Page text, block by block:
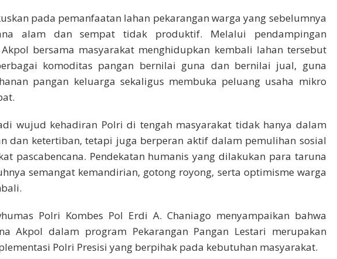
pada pemanfaatan lahan pekarangan warga yang sebelumnya
alam dan sempat tidak produktif. Melalui pendampingan
bersama masyarakat menghidupkan kembali lahan tersebut
komoditas pangan bernilai guna dan bernilai jual, guna
pangan keluarga sekaligus membuka peluang usaha mikro
wujud kehadiran Polri di tengah masyarakat tidak hanya dalam
dan ketertiban, tetapi juga berperan aktif dalam pemulihan sosial
pascabencana. Pendekatan humanis yang dilakukan para taruna
semangat kemandirian, gotong royong, serta optimisme warga
Polri Kombes Pol Erdi A. Chaniago menyampaikan bahwa
Akpol dalam program Pekarangan Pangan Lestari merupakan
Polri Presisi yang berpihak pada kebutuhan masyarakat.